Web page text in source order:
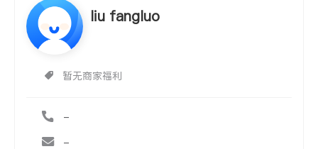
liu fangluo
暂无商家福利
-
-